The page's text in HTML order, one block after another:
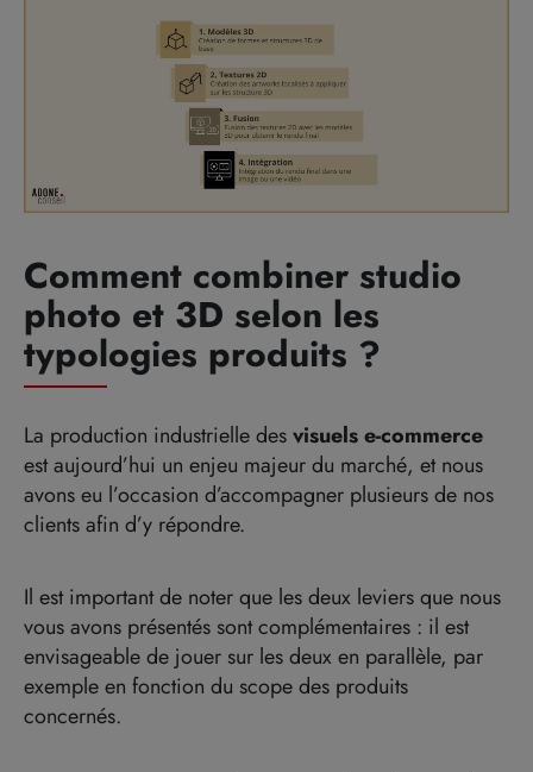
Comment combiner studio
photo et 3D selon les
typologies produits ?
La production industrielle desvisuels e-commerce
est aujourd’hui un enjeu majeur du marché, et nous
avons eu l’occasion d’accompagner plusieurs de nos
clients afin d’y répondre.
Il est important de noter que les deux leviers que nous
vous avons présentés sont complémentaires : il est
envisageable de jouer sur les deux en parallèle, par
exemple en fonction du scope des produits
concernés.